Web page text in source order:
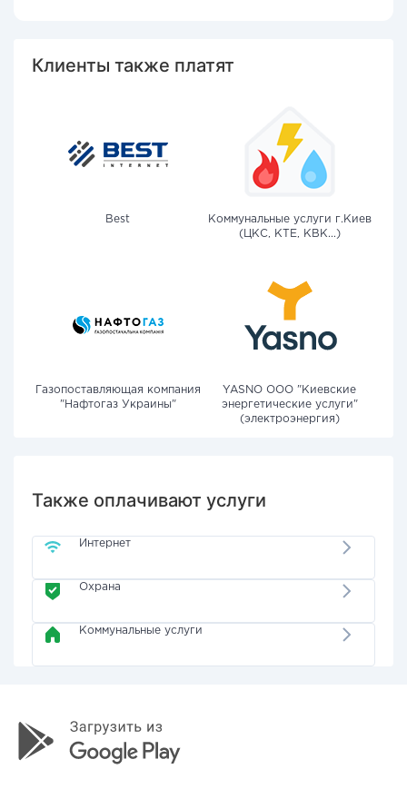
Клиенты также платят
Best
Коммунальные услуги г.Киев
(ЦКС, КТЕ, КВК...)
Газопоставляющая компания
"Нафтогаз Украины"
YASNO OOO "Киевские
энергетические услуги"
(электроэнергия)
Также оплачивают услуги
Интернет
Охрана
Коммунальные услуги